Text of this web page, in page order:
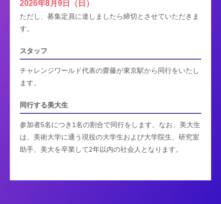
2026年8月9日（日）
ただし、募集定員に達しましたら締切とさせていただきま
す。
スタッフ
チャレンジワールド代表の齋藤が東京駅から同行をいたし
ます。
同行する美大生
参加者5名につき1名の割合で同行をします。なお、美大生
は、美術大学に通う現役の大学生および大学院生、研究室
助手、美大を卒業して2年以内の社会人となります。